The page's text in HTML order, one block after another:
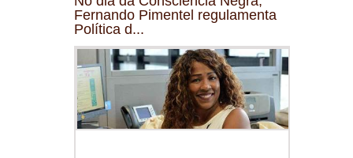
Fernando Pimentel regulamenta
Política d...